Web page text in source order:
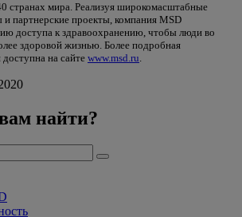
странах мира. Реализуя широкомасштабные
партнерские проекты, компания MSD
доступа к здравоохранению, чтобы люди во
здоровой жизнью. Более подробная
на сайте www.msd.ru
найти?